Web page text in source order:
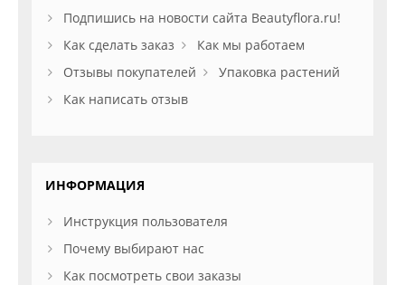
Подпишись на новости сайта Beautyflora.ru!
Как сделать заказ
Как мы работаем
Отзывы покупателей
Упаковка растений
Как написать отзыв
ИНФОРМАЦИЯ
Инструкция пользователя
Почему выбирают нас
Как посмотреть свои заказы